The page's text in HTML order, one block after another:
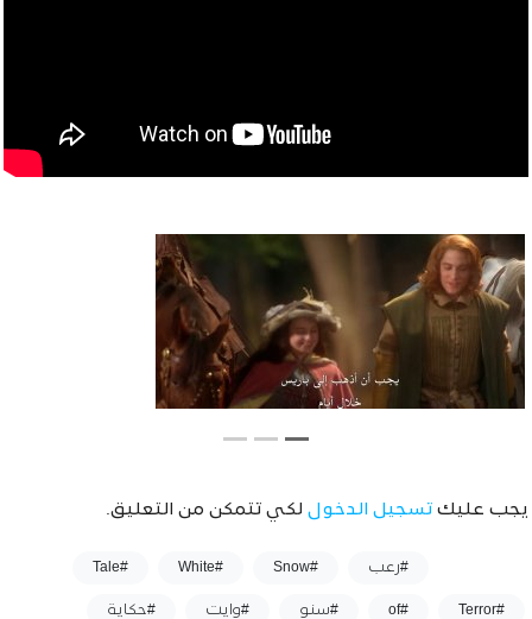
يجب عليك تسجيل الدخول لكي تتمكن من التعليق.
#رعب #Snow
#White
#Tale
#Terror
#of #سنو #وايت #حكاية